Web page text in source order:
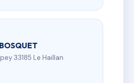
33185 Le Haillan